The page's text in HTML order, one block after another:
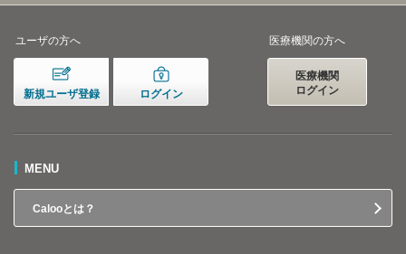
ユーザの方へ
新規ユーザ登録 ログイン
医療機関の方へ
医療機関
ログイン
MENU
Calooとは？